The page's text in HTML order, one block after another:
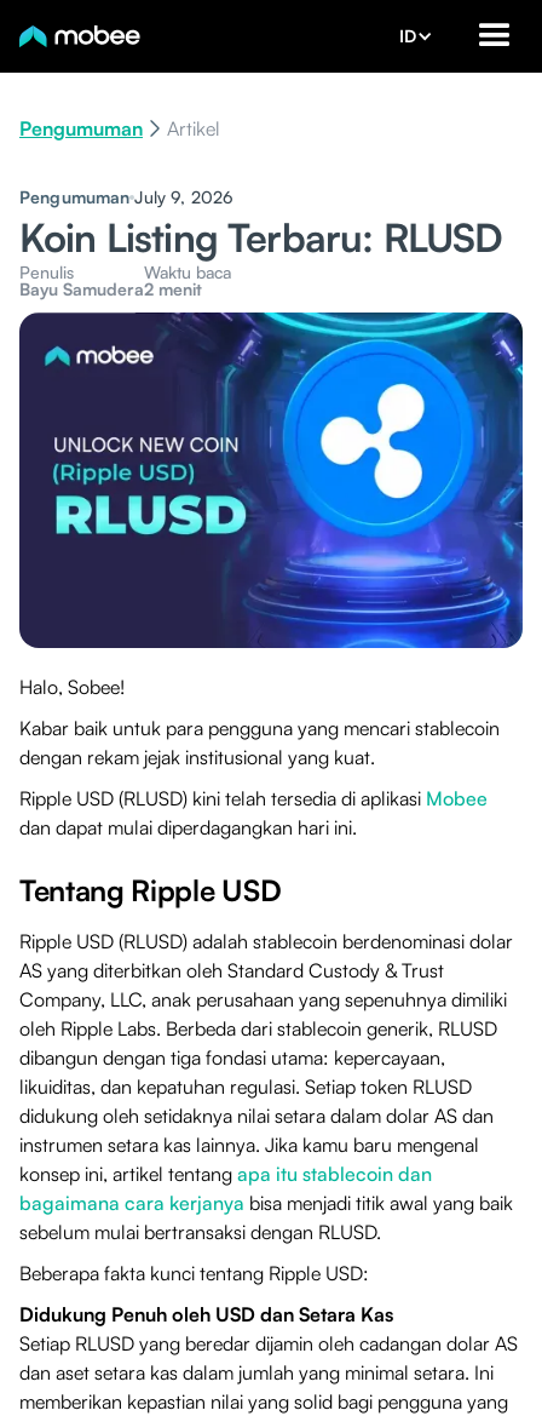
ID
Pengumuman Artikel
Pengumuman July 9, 2026
Koin Listing Terbaru: RLUSD
Penulis
Bayu Samudera
Waktu baca
2 menit
Halo, Sobee!
Kabar baik untuk para pengguna yang mencari stablecoin
dengan rekam jejak institusional yang kuat.
Ripple USD (RLUSD) kini telah tersedia di aplikasi Mobee
dan dapat mulai diperdagangkan hari ini.
Tentang Ripple USD
Ripple USD (RLUSD) adalah stablecoin berdenominasi dolar
AS yang diterbitkan oleh Standard Custody & Trust
Company, LLC, anak perusahaan yang sepenuhnya dimiliki
oleh Ripple Labs. Berbeda dari stablecoin generik, RLUSD
dibangun dengan tiga fondasi utama: kepercayaan,
likuiditas, dan kepatuhan regulasi. Setiap token RLUSD
didukung oleh setidaknya nilai setara dalam dolar AS dan
instrumen setara kas lainnya. Jika kamu baru mengenal
konsep ini, artikel tentang apa itu stablecoin dan
bagaimana cara kerjanya bisa menjadi titik awal yang baik
sebelum mulai bertransaksi dengan RLUSD.
Beberapa fakta kunci tentang Ripple USD:
Didukung Penuh oleh USD dan Setara Kas
Setiap RLUSD yang beredar dijamin oleh cadangan dolar AS
dan aset setara kas dalam jumlah yang minimal setara. Ini
memberikan kepastian nilai yang solid bagi pengguna yang